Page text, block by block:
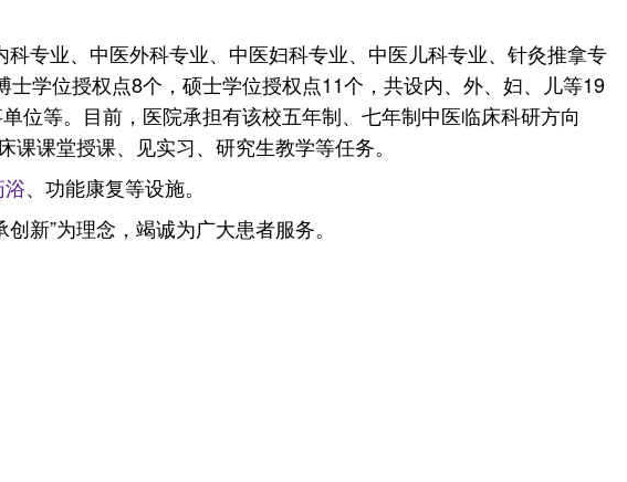
专业、中医外科专业、中医妇科专业、中医儿科专业、针灸推拿专
学位授权点8个，硕士学位授权点11个，共设内、外、妇、儿等19
位等。目前，医院承担有该校五年制、七年制中医临床科研方向
课堂授课、见实习、研究生教学等任务。
、功能康复等设施。
新”为理念，竭诚为广大患者服务。